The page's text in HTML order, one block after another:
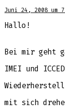
Juni 24, 2008 um
Hallo!
Bei mir geht
IMEI und
mit sich